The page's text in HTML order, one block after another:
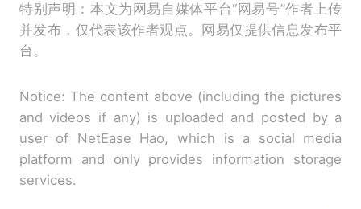
特别声明：本文为网易自媒体平台“网易号”作者上传
并发布，仅代表该作者观点。网易仅提供信息发布平
台。
Notice: The content above (including the pictures
and videos if any) is uploaded and posted by a
user of NetEase Hao, which is a social media
platform and only provides information storage
services.